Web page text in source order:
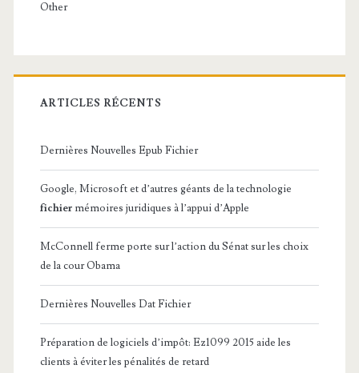
Other
ARTICLES RÉCENTS
Dernières Nouvelles Epub Fichier
Google, Microsoft et d’autres géants de la technologie
fichier mémoires juridiques à l’appui d’Apple
McConnell ferme porte sur l’action du Sénat sur les choix
de la cour Obama
Dernières Nouvelles Dat Fichier
Préparation de logiciels d’impôt: Ez1099 2015 aide les
clients à éviter les pénalités de retard